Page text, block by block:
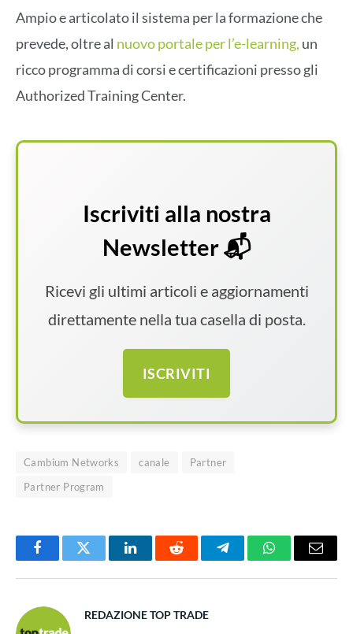
Ampio e articolato il sistema per la formazione che
prevede, oltre al nuovo portale per l’e-learning, un
ricco programma di corsi e certificazioni presso gli
Authorized Training Center.
Iscriviti alla nostra
Newsletter 📬
Ricevi gli ultimi articoli e aggiornamenti
direttamente nella tua casella di posta.
ISCRIVITI
Cambium Networks canale
Partner
Partner Program
FacebookTwitter LinkedInReddit TelegramWhatsAppEmail
REDAZIONE TOP TRADE